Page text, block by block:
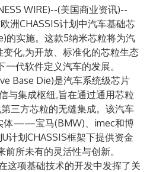
WIRE)--(美国商业资讯)--
洲CHASSIS计划中汽车基础芯
的实施。这款5纳米芯粒将为汽
化,为开放、标准化的芯粒生态
代软件定义汽车的发展。
Base Die)是汽车系统级芯片
与集成枢纽,旨在通过通用芯粒
三方芯粒的无缝集成。该汽车
体——宝马(BMW)、imec和博
划CHASSIS框架下提供资金
所未有的灵活性与创新。
这项基础技术的开发中发挥了关